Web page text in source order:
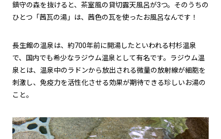
鎮守の森を抜けると、茶室風の貸切露天風呂が3つ。そのうちの
ひとつ「茜瓦の湯」は、茜色の瓦を使ったお風呂なんです！
長生館の温泉は、約700年前に開湯したといわれる村杉温泉
で、国内でも希少なラジウム温泉として有名です。ラジウム温
泉とは、温泉中のラドンから放出される微量の放射線が細胞を
刺激し、免疫力を活性化させる効果が期待できる珍しいお湯の
こと。